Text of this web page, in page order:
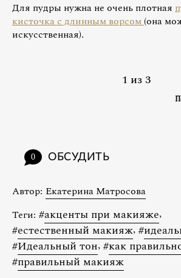
Для пудры нужна не очень плотная
кисточка с длинным ворсом(она
искусственная).
1 из3
0 ОБСУДИТЬ
Автор: Екатерина Матросова
Теги: #акценты при макияже,
#естественный макияж, #
#Идеальный тон, #как
#правильный макияж